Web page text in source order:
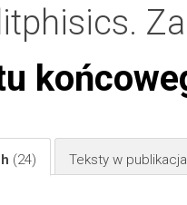
(24) Teksty w